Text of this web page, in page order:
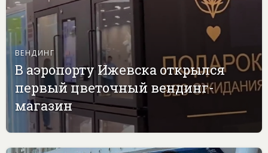
ВЕНДИНГ
В аэропорту Ижевска открылся
первый цветочный вендинг-
магазин